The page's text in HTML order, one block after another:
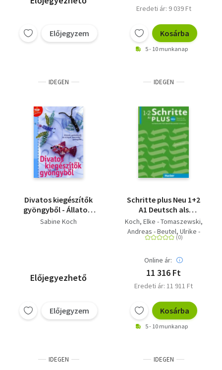
Előjegyzem
Eredeti ár: 9 039 Ft
Kosárba
5 - 10 munkanap
IDEGEN
Divatos kiegészítők
gyöngyből - Állatok,
gyümölcsök és
Sabine Koch
Előjegyezhető
Előjegyzem
IDEGEN
Schritte plus Neu 1+2
A1 Deutsch als
Zweitsprache.
Materialien für
berufsbildende
Kopiervorlagen
Koch, Elke - Tomaszewski,
Andreas - Beutel, Ulrike -
Schlüter, Sabine
Online ár:
11 316 Ft
Eredeti ár: 11 911 Ft
Kosárba
5 - 10 munkanap
IDEGEN IDEGEN